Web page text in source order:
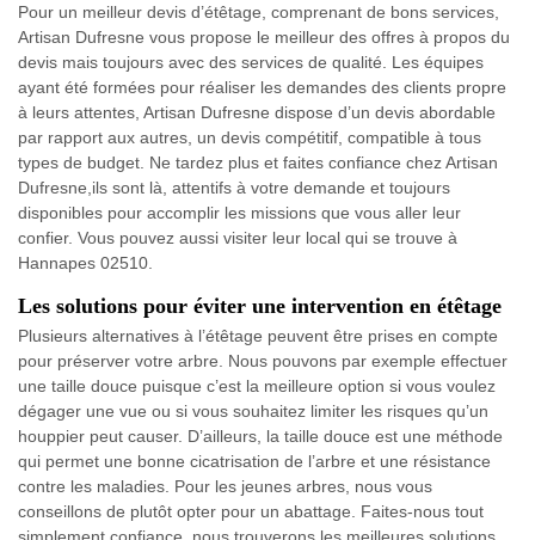
Pour un meilleur devis d’étêtage, comprenant de bons services,
Artisan Dufresne vous propose le meilleur des offres à propos du
devis mais toujours avec des services de qualité. Les équipes
ayant été formées pour réaliser les demandes des clients propre
à leurs attentes, Artisan Dufresne dispose d’un devis abordable
par rapport aux autres, un devis compétitif, compatible à tous
types de budget. Ne tardez plus et faites confiance chez Artisan
Dufresne,ils sont là, attentifs à votre demande et toujours
disponibles pour accomplir les missions que vous aller leur
confier. Vous pouvez aussi visiter leur local qui se trouve à
Hannapes 02510.
Les solutions pour éviter une intervention en étêtage
Plusieurs alternatives à l’étêtage peuvent être prises en compte
pour préserver votre arbre. Nous pouvons par exemple effectuer
une taille douce puisque c’est la meilleure option si vous voulez
dégager une vue ou si vous souhaitez limiter les risques qu’un
houppier peut causer. D’ailleurs, la taille douce est une méthode
qui permet une bonne cicatrisation de l’arbre et une résistance
contre les maladies. Pour les jeunes arbres, nous vous
conseillons de plutôt opter pour un abattage. Faites-nous tout